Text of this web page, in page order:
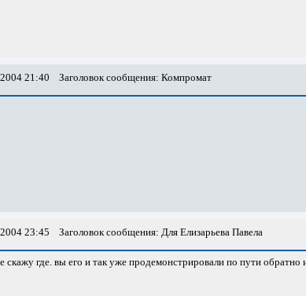
21:40 Заголовок сообщения: Компромат
23:45 Заголовок сообщения: Для Елизарьева Павела
скажу где. вы его и так уже продемонстрировали по пути